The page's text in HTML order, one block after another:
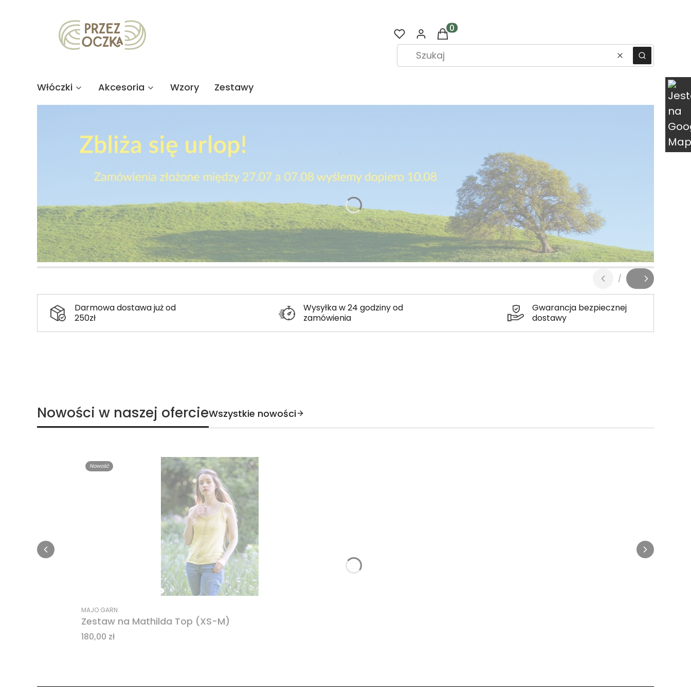
Produkty w koszyku: 0. Zobacz szczegóły
WyczyśćSzukaj
Włóczki Akcesoria Wzory Zestawy
/
Darmowa dostawa już od
250zł
Wysyłka w 24 godziny od
zamówienia
Gwarancja bezpiecznej
dostawy
Nowości w naszej ofercieWszystkie nowości
Nowość
MAJO GARN
Zestaw na Mathilda Top (XS-M)
Cena
180,00 zł